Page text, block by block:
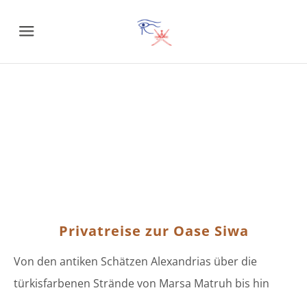
Menu
Privatreise zur Oase Siwa
Von den antiken Schätzen Alexandrias über die
türkisfarbenen Strände von Marsa Matruh bis hin